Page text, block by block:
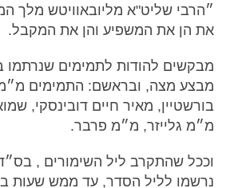
״הרבי שליט"א מליובאוויטש מלך
את הן את המשפיע והן את המקבל.
מבקשים להודות לתמימים
מבצע מצה, ובראשם: התמימים מ״מ
בורשטיין, מאיר חיים דובינסקי,
מ״מ גלייזר, מ״מ פרבר.
וככל שהתקרב ליל השימורים , בס״ד
נרשמו לליל הסדר, עד ממש שעות